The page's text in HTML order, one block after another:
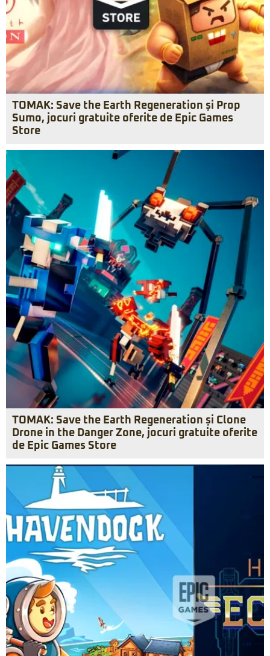
TOMAK: Save the Earth Regeneration și Prop
Sumo, jocuri gratuite oferite de Epic Games
Store
TOMAK: Save the Earth Regeneration și Clone
Drone in the Danger Zone, jocuri gratuite oferite
de Epic Games Store